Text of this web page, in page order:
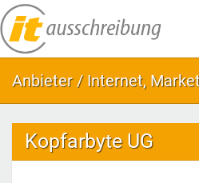
Anbieter / Internet,
Kopfarbyte UG